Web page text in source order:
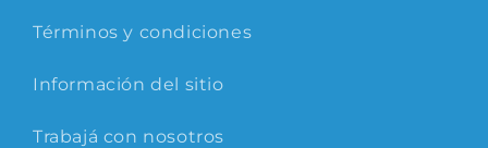
Términos y condiciones
Información del sitio
Trabajá con nosotros